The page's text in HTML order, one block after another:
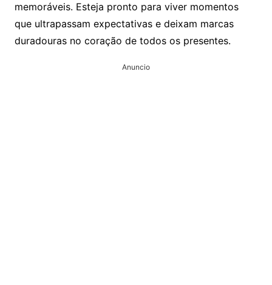
memoráveis. Esteja pronto para viver momentos
que ultrapassam expectativas e deixam marcas
duradouras no coração de todos os presentes.
Anuncio